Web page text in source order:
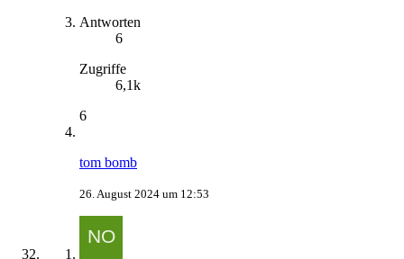
Antworten
6
Zugriffe
6,1k
6
tom bomb
26. August 2024 um 12:53